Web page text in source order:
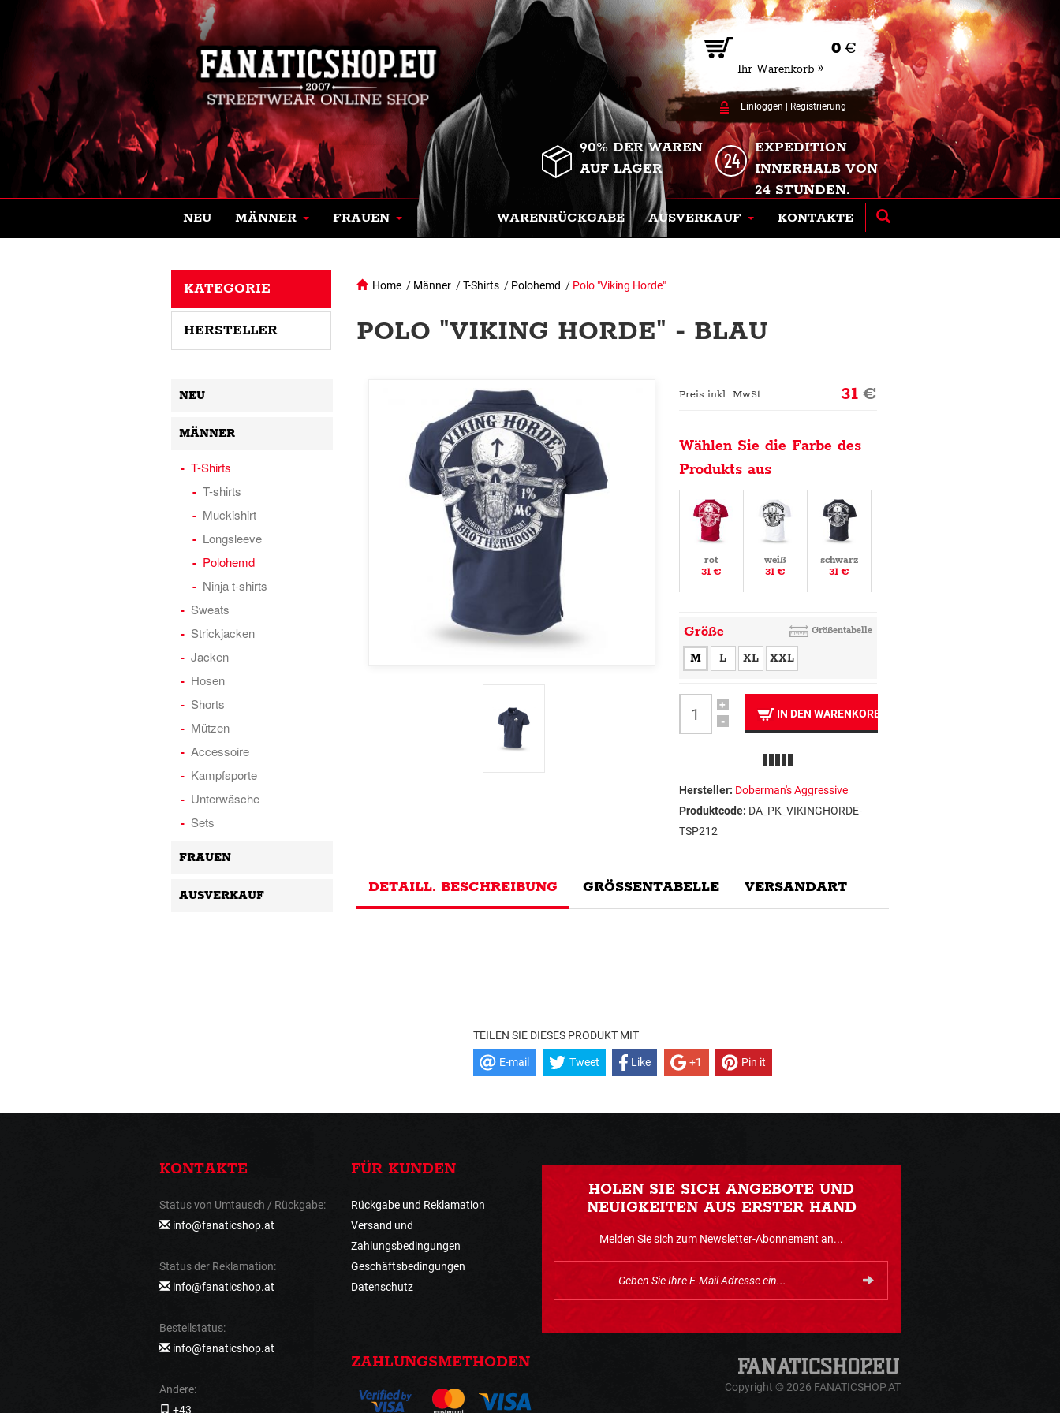
0 €
Ihr Warenkorb »
Einloggen Registrierung
90% DER WAREN
AUF LAGER
EXPEDITION
INNERHALB VON
24 STUNDEN.
NEU MÄNNER FRAUEN WARENRÜCKGABE AUSVERKAUF KONTAKTE
Home / Männer /T-Shirts / Polohemd / Polo "Viking Horde"
POLO "VIKING HORDE" - BLAU
Preis inkl. MwSt. 31€
Wählen Sie die Farbe des
Produkts aus
rot
31 €
weiß
31 €
schwarz
31 €
Größe Größentabelle
M L XL XXL
+
-
IN DEN WARENKORB
Hersteller: Doberman's Aggressive
Produktcode: DA_PK_VIKINGHORDE-
TSP212
DETAILL. BESCHREIBUNG GRÖSSENTABELLE VERSANDART
TEILEN SIE DIESES PRODUKT MIT
E-mail Tweet Like +1 Pin it
KATEGORIE
HERSTELLER
NEU
MÄNNER
T-Shirts
T-shirts
Muckishirt
Longsleeve
Polohemd
Ninja t-shirts
Sweats
Strickjacken
Jacken
Hosen
Shorts
Mützen
Accessoire
Kampfsporte
Unterwäsche
Sets
FRAUEN
AUSVERKAUF
KONTAKTE
Status von Umtausch / Rückgabe:
info@fanaticshop.at
Status der Reklamation:
info@fanaticshop.at
Bestellstatus:
info@fanaticshop.at
Andere:
+43
FÜR KUNDEN
Rückgabe und Reklamation
Versand und
Zahlungsbedingungen
Geschäftsbedingungen
Datenschutz
ZAHLUNGSMETHODEN
HOLEN SIE SICH ANGEBOTE UND
NEUIGKEITEN AUS ERSTER HAND
Melden Sie sich zum Newsletter-Abonnement an...
Copyright © 2026 FANATICSHOP.AT